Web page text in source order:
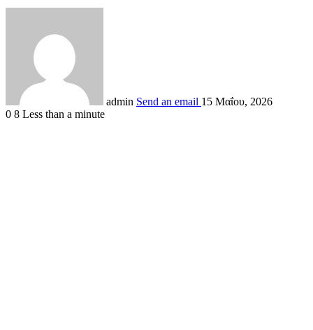
admin Send an email 15 Μαΐου, 2026
0 8 Less than a minute